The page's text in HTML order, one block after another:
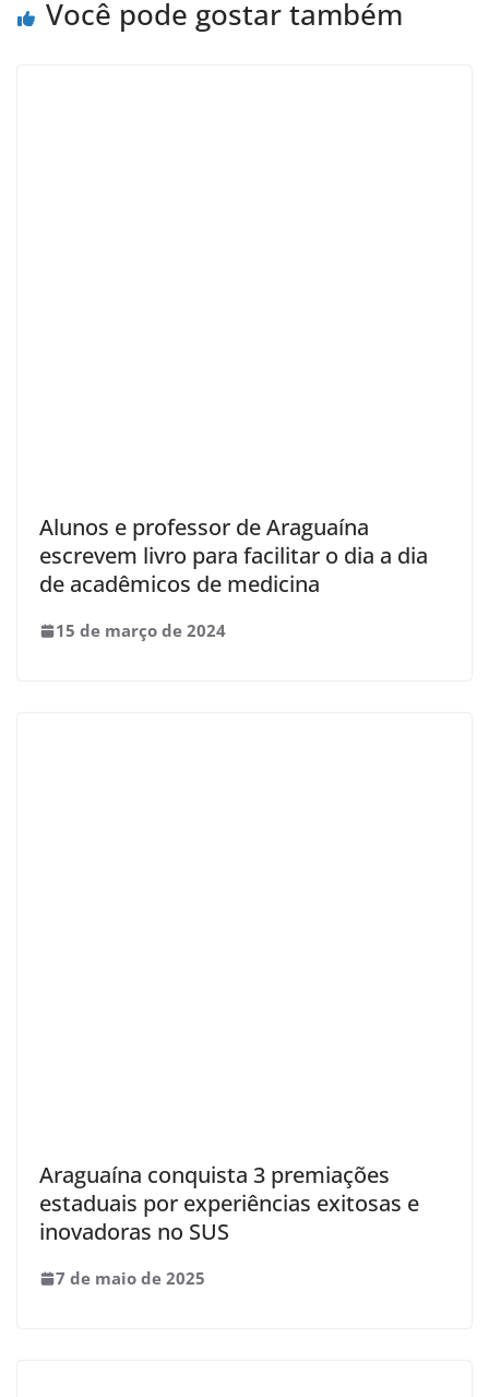
Você pode gostar também
Alunos e professor de Araguaína
escrevem livro para facilitar o dia a dia
de acadêmicos de medicina
15 de março de 2024
Araguaína conquista 3 premiações
estaduais por experiências exitosas e
inovadoras no SUS
7 de maio de 2025